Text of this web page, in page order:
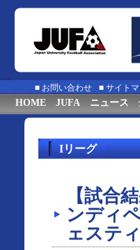
■ お問い合わせ ■ サイト
HOME JUFA ニュース
Iリーグ
【試合
ンディ
ェステ